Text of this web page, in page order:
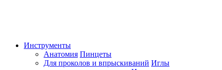
Инструменты
Анатомия Пинцеты
Для проколов и впрыскиваний Иглы